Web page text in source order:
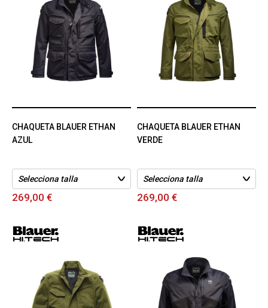
CHAQUETA BLAUER ETHAN
AZUL
269,00 €
CHAQUETA BLAUER ETHAN
VERDE
269,00 €